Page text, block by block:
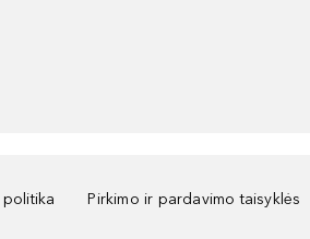
Pirkimo ir pardavimo taisyklės